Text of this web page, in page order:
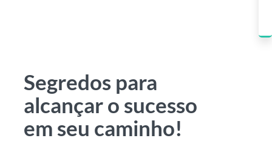
Segredos para
alcançar o sucesso
em seu caminho!